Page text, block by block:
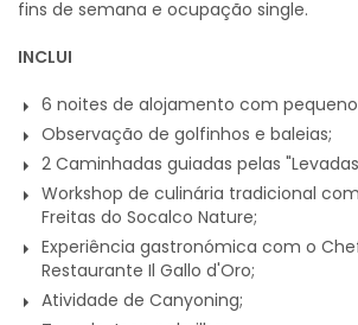
fins de semana e ocupação single.
INCLUI
6 noites de alojamento com
Observação de golfinhos e baleias;
2 Caminhadas guiadas pelas
Workshop de culinária tradicional
Freitas do Socalco Nature;
Experiência gastronómica com o
Restaurante Il Gallo d'Oro;
Atividade de Canyoning;